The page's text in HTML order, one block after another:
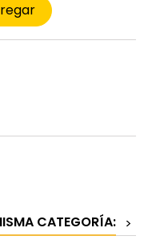
CATEGORÍA: >